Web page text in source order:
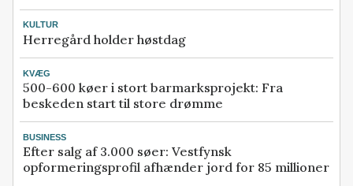
KULTUR
Herregård holder høstdag
KVÆG
500-600 køer i stort barmarksprojekt: Fra
beskeden start til store drømme
BUSINESS
Efter salg af 3.000 søer: Vestfynsk
opformeringsprofil afhænder jord for 85 millioner